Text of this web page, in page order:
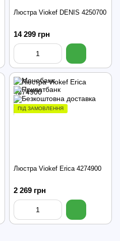
Люстра Viokef DENIS 4250700
14 299 грн
ПІД ЗАМОВЛЕННЯ
Люстра Viokef Erica 4274900
2 269 грн